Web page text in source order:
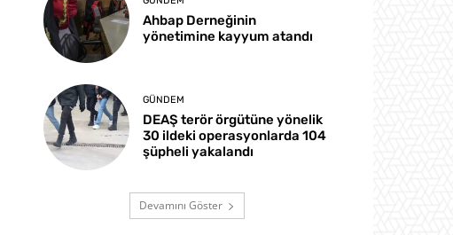
Ahbap Derneğinin
yönetimine kayyum atandı
GÜNDEM
DEAŞ terör örgütüne yönelik
30 ildeki operasyonlarda 104
şüpheli yakalandı
Devamını Göster